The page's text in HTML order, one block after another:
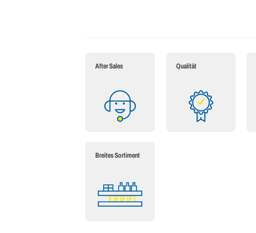
After Sales Qualität
Breites Sortiment